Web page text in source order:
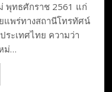
พุทธศักราช 2561 แก่
แพร่ทางสถานีโทรทัศน์
ระเทศไทย ความว่า
ม่…